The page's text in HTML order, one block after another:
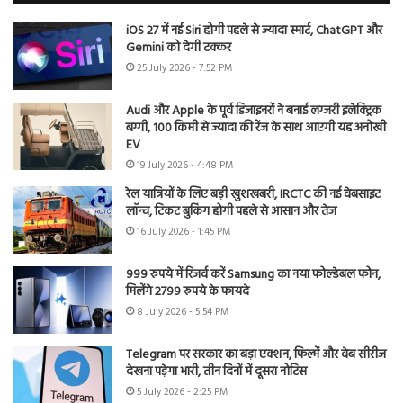
iOS 27 में नई Siri होगी पहले से ज्यादा स्मार्ट, ChatGPT और
Gemini को देगी टक्कर
25 July 2026 - 7:52 PM
Audi और Apple के पूर्व डिजाइनरों ने बनाई लग्जरी इलेक्ट्रिक
बग्गी, 100 किमी से ज्यादा की रेंज के साथ आएगी यह अनोखी
EV
19 July 2026 - 4:48 PM
रेल यात्रियों के लिए बड़ी खुशखबरी, IRCTC की नई वेबसाइट
लॉन्च, टिकट बुकिंग होगी पहले से आसान और तेज
16 July 2026 - 1:45 PM
999 रुपये में रिजर्व करें Samsung का नया फोल्डेबल फोन,
मिलेंगे 2799 रुपये के फायदे
8 July 2026 - 5:54 PM
Telegram पर सरकार का बड़ा एक्शन, फिल्में और वेब सीरीज
देखना पड़ेगा भारी, तीन दिनों में दूसरा नोटिस
5 July 2026 - 2:25 PM